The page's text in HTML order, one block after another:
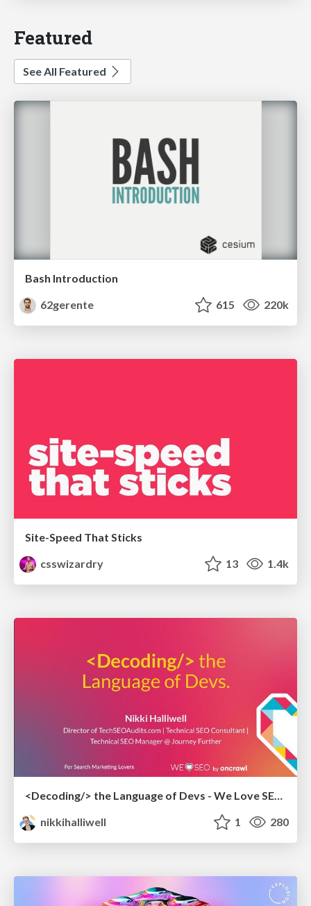
Featured
See All Featured
Bash Introduction
62gerente
615 220k
Site-Speed That Sticks
csswizardry
13 1.4k
<Decoding/> the Language of Devs - We Love SEO 2024
nikkihalliwell
1 280